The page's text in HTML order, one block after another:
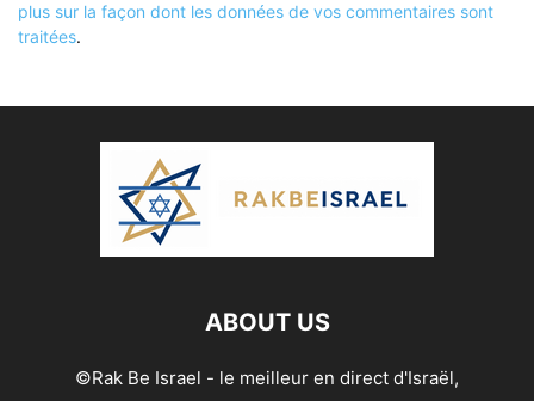
plus sur la façon dont les données de vos commentaires sont
traitées.
ABOUT US
©Rak Be Israel - le meilleur en direct d'Israël,